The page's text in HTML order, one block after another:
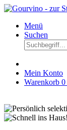
Menü
Suchen
Mein Konto
Warenkorb 0